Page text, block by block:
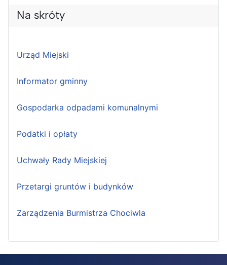
Na skróty
Urząd Miejski
Informator gminny
Gospodarka odpadami komunalnymi
Podatki i opłaty
Uchwały Rady Miejskiej
Przetargi gruntów i budynków
Zarządzenia Burmistrza Chociwla